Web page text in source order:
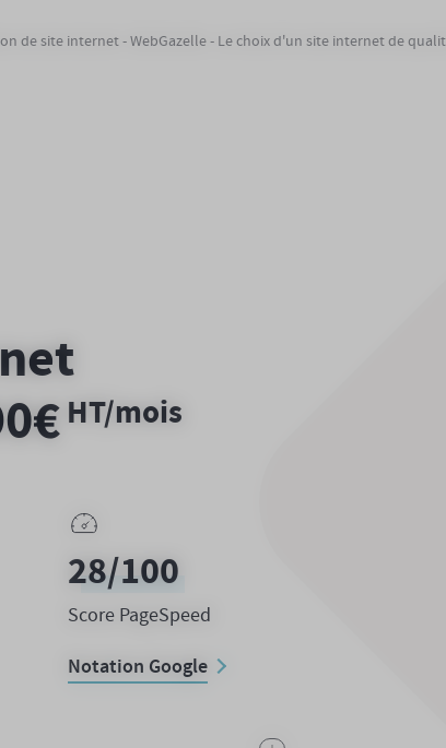
de site internet - WebGazelle - Le choix d'un site internet de
HT/mois
90/100
Score PageSpeed
Notation Google